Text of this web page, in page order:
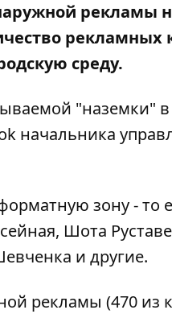
рекламы
рекламных
среду.
"наземки"
начальника
зону - то
Шота
и другие.
рекламы (470 из